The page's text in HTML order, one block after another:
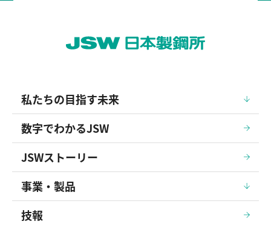
私たちの目指す未来
数字でわかるJSW
JSWストーリー
事業・製品
技報